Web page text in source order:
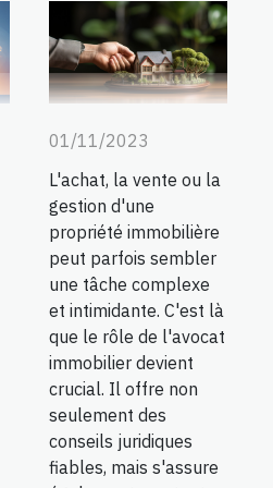
01/11/2023
L'achat, la vente ou la
gestion d'une
propriété immobilière
peut parfois sembler
une tâche complexe
et intimidante. C'est là
que le rôle de l'avocat
immobilier devient
crucial. Il offre non
seulement des
conseils juridiques
fiables, mais s'assure